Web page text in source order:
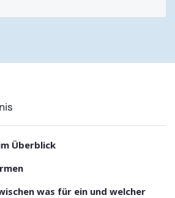
Überblick
was für ein und welcher